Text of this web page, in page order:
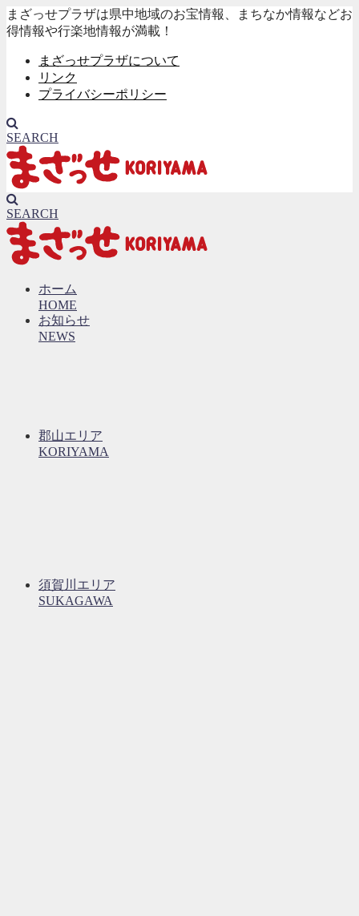
まざっせプラザは県中地域のお宝情報、まちなか情報などお
得情報や行楽地情報が満載！
まざっせプラザについて
リンク
プライバシーポリシー
SEARCH
SEARCH
ホーム
HOME
お知らせ
NEWS
郡山エリア
KORIYAMA
須賀川エリア
SUKAGAWA